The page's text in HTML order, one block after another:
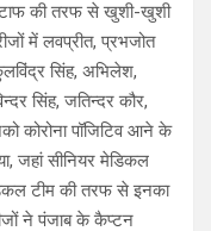
की तरफ से खुशी-खुशी
में लवप्रीत, प्रभजोत
सिंह, अभिलेश,
सिंह, जतिन्दर कौर,
कोरोना पॉजिटिव आने के
जहां सीनियर मेडिकल
टीम की तरफ से इनका
ने पंजाब के कैप्टन